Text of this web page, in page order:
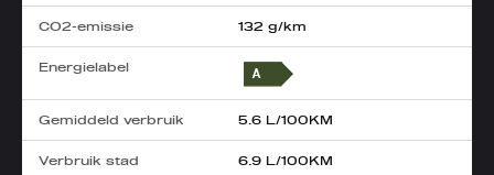
CO2-emissie 132 g/km
Energielabel
Gemiddeld verbruik 5.6 L/100KM
Verbruik stad 6.9 L/100KM